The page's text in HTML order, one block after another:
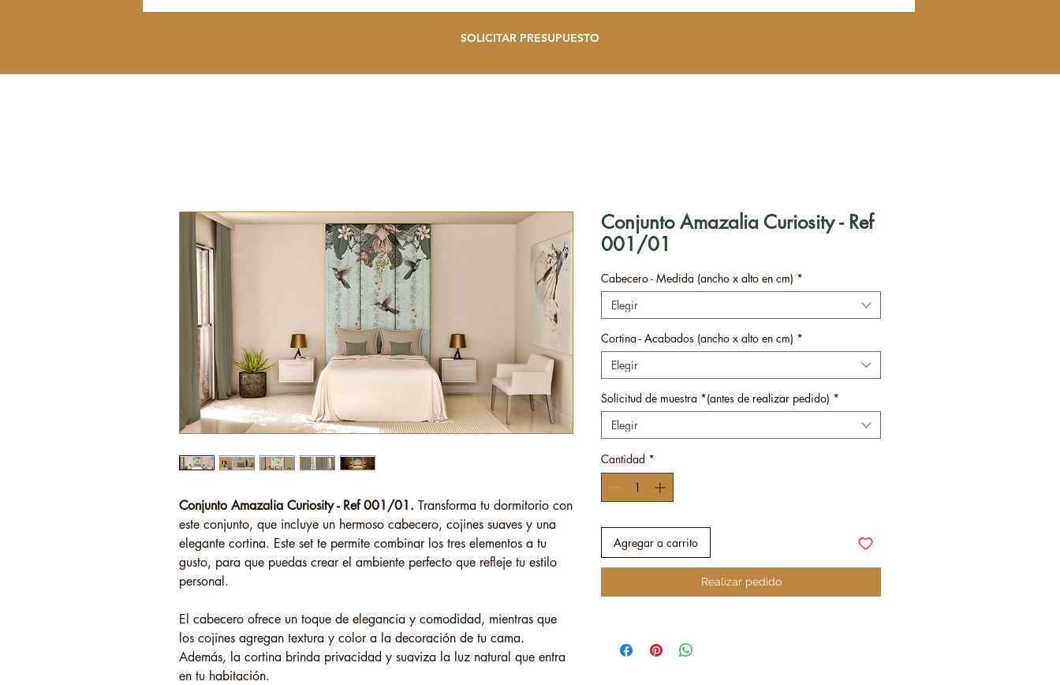
SOLICITAR PRESUPUESTO
Conjunto Amazalia Curiosity - Ref 001/01. Transforma tu dormitorio con
este conjunto, que incluye un hermoso cabecero, cojines suaves y una
elegante cortina. Este set te permite combinar los tres elementos a tu
gusto, para que puedas crear el ambiente perfecto que refleje tu estilo
personal.
El cabecero ofrece un toque de elegancia y comodidad, mientras que
los cojines agregan textura y color a la decoración de tu cama.
Además, la cortina brinda privacidad y suaviza la luz natural que entra
en tu habitación.
Conjunto Amazalia Curiosity - Ref
001/01
Cabecero - Medida (ancho x alto en cm) *
Elegir
Cortina - Acabados (ancho x alto en cm) *
Elegir
Solicitud de muestra *(antes de realizar pedido) *
Elegir
Cantidad *
Agregar a carrito
Realizar pedido